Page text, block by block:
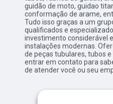
guidão de moto, guidao
conformação de arame,
Tudo isso graças a um
qualificados e
investimento considerável
instalações modernas.
de peças tubulares, tubos
entrar em contato para
de atender você ou seu